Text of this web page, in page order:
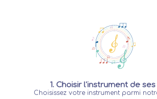
1. Choisir l'instrument de
Choisissez votre instrument parmi